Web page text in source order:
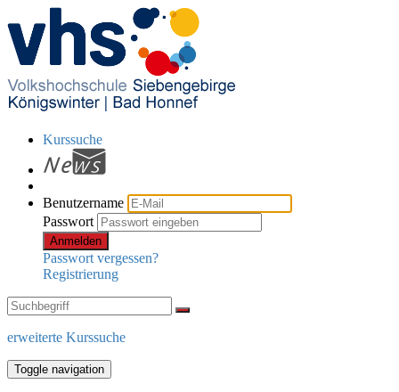
Kurssuche
Benutzername
Passwort
Anmelden
Passwort vergessen?
Registrierung
erweiterte Kurssuche
Toggle navigation